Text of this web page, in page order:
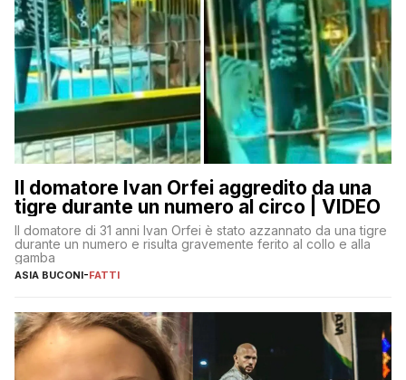
Il domatore Ivan Orfei aggredito da una
tigre durante un numero al circo | VIDEO
Il domatore di 31 anni Ivan Orfei è stato azzannato da una tigre
durante un numero e risulta gravemente ferito al collo e alla
gamba
ASIA BUCONI-FATTI